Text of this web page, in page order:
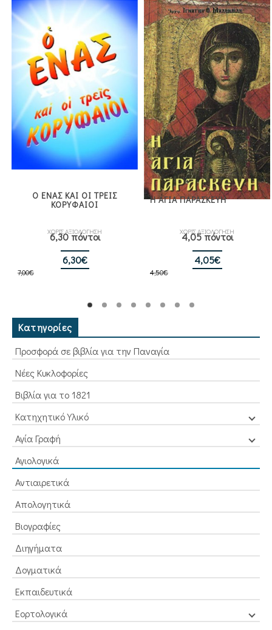
Ο ΕΝΑΣ ΚΑΙ ΟΙ ΤΡΕΙΣ
ΚΟΡΥΦΑΙΟΙ
ΧΩΡΙΣ ΑΞΙΟΛΟΓΗΣΗ
6,30 πόντοι
7,00€
Original
6,30€
είναι:
Η ΑΓΙΑ ΠΑΡΑΣΚΕΥΗ
ΧΩΡΙΣ ΑΞΙΟΛΟΓΗΣΗ
4,05 πόντοι
4,50€
Original
4,50€.
4,05€
Κατηγορίες
Προσφορά σε βιβλία για την Παναγία
Νέες Κυκλοφορίες
Βιβλία για το 1821
Κατηχητικό Υλικό
Αγία Γραφή
Αγιολογικά
Αντιαιρετικά
Απολογητικά
Βιογραφίες
Διηγήματα
Δογματικά
Εκπαιδευτικά
Εορτολογικά